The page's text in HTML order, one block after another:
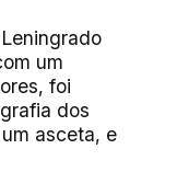
um
foi
dos
asceta, e